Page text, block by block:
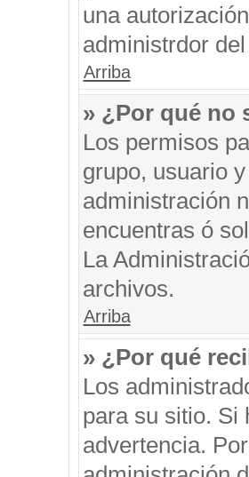
una
administrdor
Arriba
» ¿Por qué no
Los permisos
grupo, usuario
administración
encuentras ó
La
archivos.
Arriba
» ¿Por qué
Los
para su sitio. Si
advertencia.